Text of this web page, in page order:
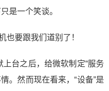
是一个笑谈。
台之后，给微软制定“服务
。然而现在看来，“设备”是